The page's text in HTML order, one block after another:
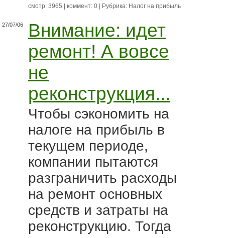
смотр: 3965 | коммент: 0 | Рубрика: Налог на прибыль
27/07/06
Внимание: идет
ремонт! А вовсе
не
реконструкция...
Чтобы сэкономить на
налоге на прибыль в
текущем периоде,
компании пытаются
разграничить расходы
на ремонт основных
средств и затраты на
реконструкцию. Тогда